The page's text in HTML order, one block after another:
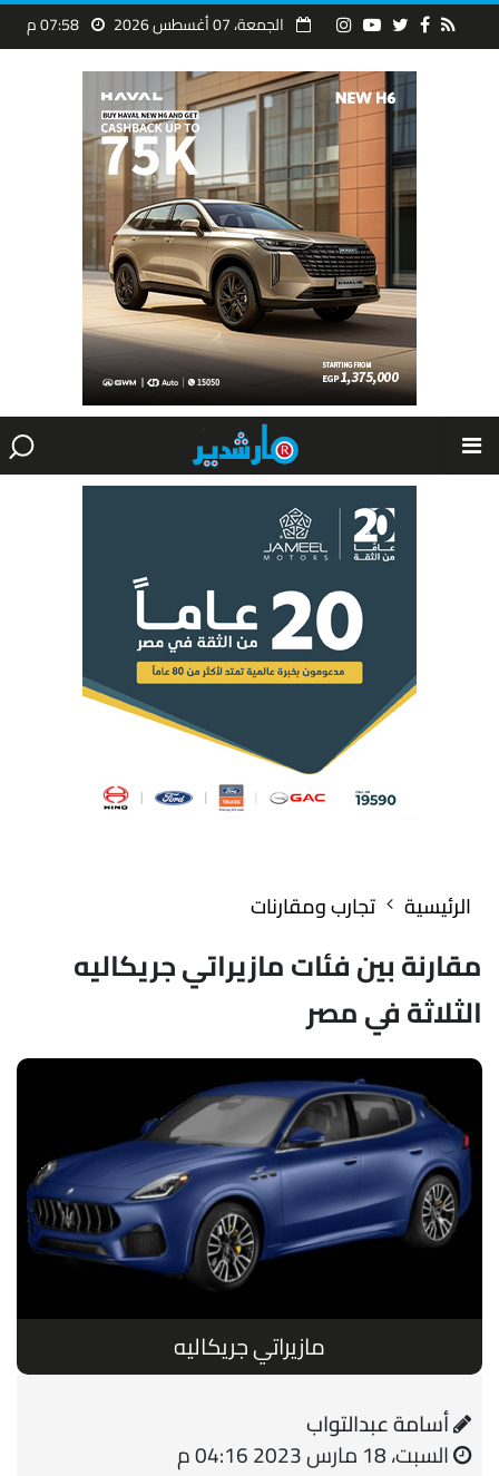
الجمعة، 07 أغسطس 2026
الرئيسية تجارب ومقارنات
مقارنة بين فئات مازيراتي جريكاليه
الثلاثة في مصر
مازيراتي جريكاليه
أسامة عبدالتواب
السبت، 18 مارس 2023 04:16 م